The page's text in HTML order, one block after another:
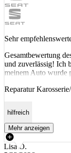
Sehr
Gesamtbewertung
und zuverlässig! Ich
meinem Auto wurde
Reparatur
hilfreich
Mehr anzeigen
Lisa O.